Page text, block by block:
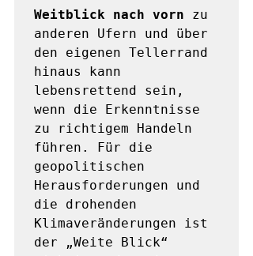
Weitblick nach vorn zu
anderen Ufern und über
den eigenen Tellerrand
hinaus kann
lebensrettend sein,
wenn die Erkenntnisse
zu richtigem Handeln
führen. Für die
geopolitischen
Herausforderungen und
die drohenden
Klimaveränderungen ist
der „Weite Blick“